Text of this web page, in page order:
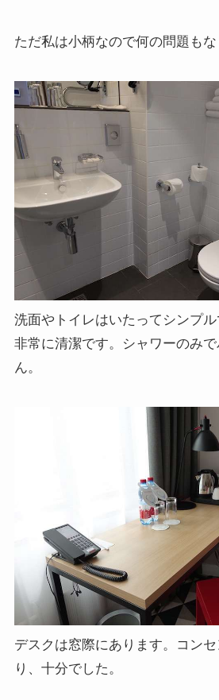
ただ私は小柄なので何の問題もな
洗面やトイレはいたってシンプ
非常に清潔です。シャワーのみ
ん。
デスクは窓際にあります。コン
り、十分でした。